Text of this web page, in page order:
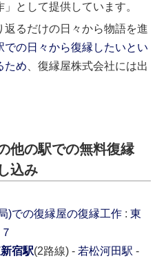
として提供しています。
るだけの日々から物語を進
での日々から復縁したいとい
ため 、復縁屋株式会社には出
他の駅での無料復縁
込み
)での復縁屋の復縁工作 :東
宿駅(2路線) - 若松河田駅 -